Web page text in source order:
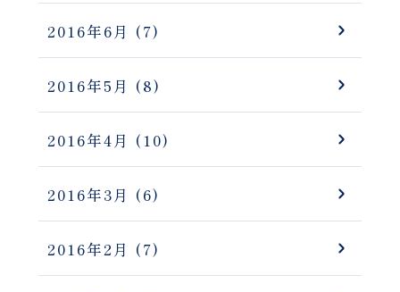
2016年6月 (7)
2016年5月 (8)
2016年4月 (10)
2016年3月 (6)
2016年2月 (7)